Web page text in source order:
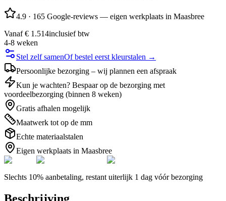
4.9 · 165 Google-reviews — eigen werkplaats in Maasbree
Vanaf € 1.514inclusief btw
4-8 weken
Stel zelf samenOf bestel eerst kleurstalen →
Persoonlijke bezorging – wij plannen een afspraak
Kun je wachten? Bespaar op de bezorging met
voordeelbezorging (binnen 8 weken)
Gratis afhalen mogelijk
Maatwerk tot op de mm
Echte materiaalstalen
Eigen werkplaats in Maasbree
Slechts 10% aanbetaling, restant uiterlijk 1 dag vóór bezorging
Beschrijving